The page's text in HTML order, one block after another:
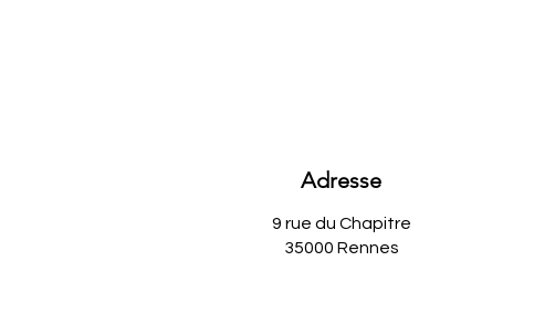
Adresse
9 rue du Chapitre
35000 Rennes